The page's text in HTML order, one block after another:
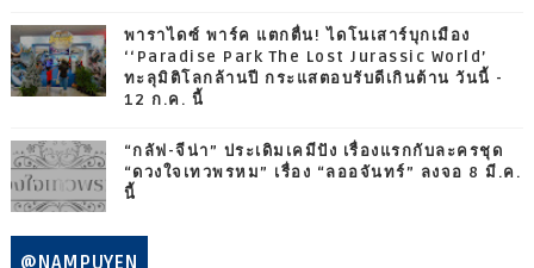
พาราไดซ์ พาร์ค แตกตื่น! ไดโนเสาร์บุกเมือง
‘‘Paradise Park The Lost Jurassic World’
ทะลุมิติโลกล้านปี กระแสตอบรับดีเกินต้าน วันนี้ -
12 ก.ค. นี้
“กลัฟ-จีน่า” ประเดิมเคมีปัง เรื่องแรกกับละครชุด
“ดวงใจเทวพรหม” เรื่อง “ลออจันทร์” ลงจอ 8 มี.ค.
นี้